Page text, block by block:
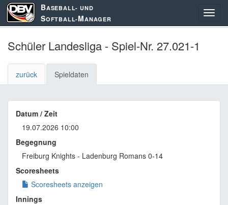
BASEBALL- UND
SOFTBALL-MANAGER
Schüler Landesliga - Spiel-Nr. 27.021-1
zurück Spieldaten
Datum / Zeit
19.07.2026 10:00
Begegnung
Freiburg Knights - Ladenburg Romans 0-14
Scoresheets
Scoresheets anzeigen
Innings